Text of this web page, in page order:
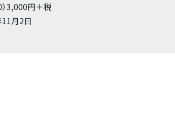
）3,000円＋税
11月2日